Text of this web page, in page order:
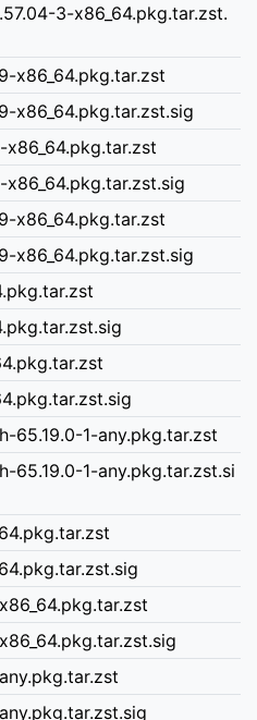
3-x86_64.pkg.tar.zst.
x86_64.pkg.tar.zst
x86_64.pkg.tar.zst.sig
x86_64.pkg.tar.zst
x86_64.pkg.tar.zst.sig
65.19.0-1-any.pkg.tar.zst
65.19.0-1-any.pkg.tar.zst.si